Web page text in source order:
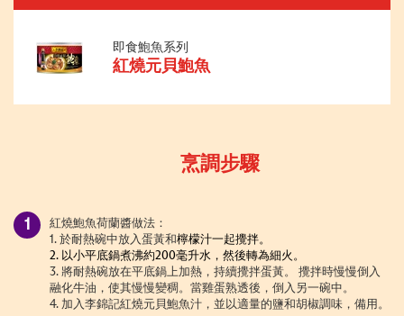
即食鮑魚系列
紅燒元貝鮑魚
烹調步驟
紅燒鮑魚荷蘭醬做法：
1. 於耐熱碗中放入蛋黃和檸檬汁一起攪拌。
2. 以小平底鍋煮沸約200毫升水，然後轉為細火。
3. 將耐熱碗放在平底鍋上加熱，持續攪拌蛋黃。 攪拌時慢慢倒入
融化牛油，使其慢慢變稠。當雞蛋熟透後，倒入另一碗中。
4. 加入李錦記紅燒元貝鮑魚汁，並以適量的鹽和胡椒調味，備用。